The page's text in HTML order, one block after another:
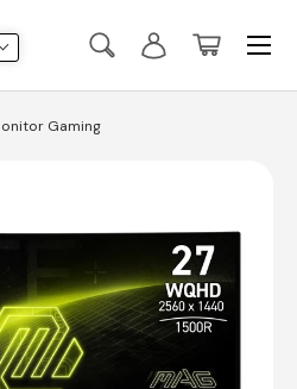
SearchLog inBasket
Menu
Gaming